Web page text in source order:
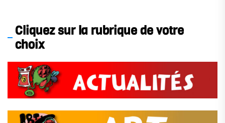
Cliquez sur la rubrique de votre
choix